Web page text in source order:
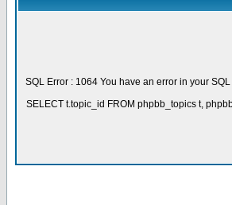
SQL Error : 1064 You have an error in your
SELECT t.topic_id FROM phpbb_topics t,